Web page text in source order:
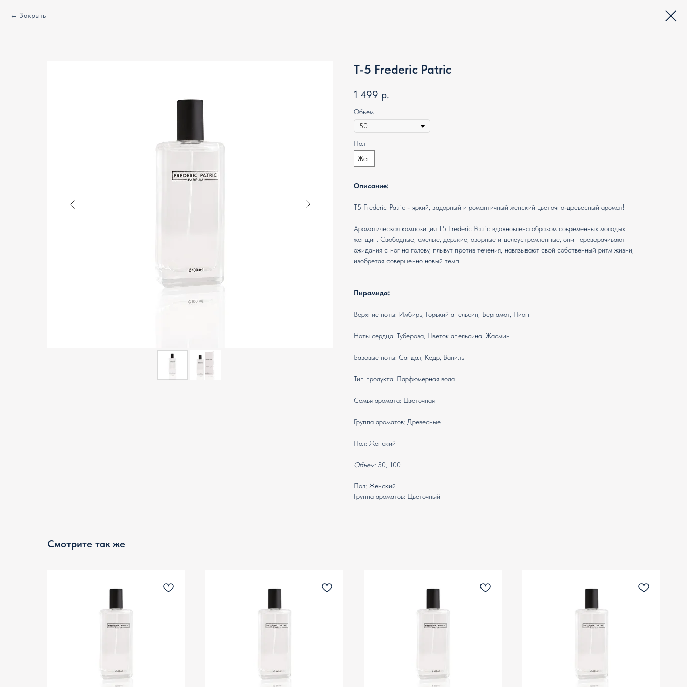
Закрыть
T-5 Frederic Patric
1 499 р.
Обьем
Пол
Жен
Описание:
T5 Frederic Patric - яркий, задорный и романтичный женский цветочно-древесный аромат!
Ароматическая композиция T5 Frederic Patric вдохновлена образом современных молодых
женщин. Свободные, смелые, дерзкие, озорные и целеустремленные, они переворачивают
ожидания с ног на голову, плывут против течения, навязывают свой собственный ритм жизни,
изобретая совершенно новый темп.
Пирамида:
Верхние ноты: Имбирь, Горький апельсин, Бергамот, Пион
Ноты сердца: Тубероза, Цветок апельсина, Жасмин
Базовые ноты: Сандал, Кедр, Ваниль
Тип продукта: Парфюмерная вода
Семья аромата: Цветочная
Группа ароматов: Древесные
Пол: Женский
Объем:50, 100
Пол: Женский
Группа ароматов: Цветочный
Смотрите так же